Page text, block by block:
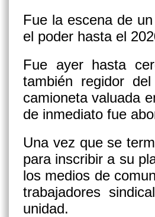
Fue la escena de
el poder hasta el
Fue ayer hasta
también regidor
camioneta valuada
de inmediato fue
Una vez que se
para inscribir a su
los medios de
trabajadores
unidad.